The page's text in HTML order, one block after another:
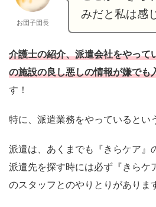
お団子団長
みだと私は感
介護士の紹介、派遣会社をやって
の施設の良し悪しの情報が嫌でも
す！
特に、派遣業務をやっているとい
派遣は、あくまでも『きらケア』
派遣先を探す時には必ず『きらケ
のスタッフとのやりとりがありま